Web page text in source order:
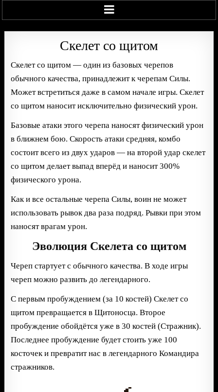
Скелет со щитом
Скелет со щитом — один из базовых черепов
обычного качества, принадлежит к черепам Силы.
Может встретиться даже в самом начале игры. Скелет
со щитом наносит исключительно физический урон.
Базовые атаки этого черепа наносят физический урон
в ближнем бою. Скорость атаки средняя, комбо
состоит всего из двух ударов — на второй удар скелет
со щитом делает выпад вперёд и наносит 300%
физического урона.
Как и все остальные черепа Силы, воин не может
использовать рывок два раза подряд. Рывки при этом
наносят врагам урон.
Эволюция Скелета со щитом
Череп стартует с обычного качества. В ходе игры
череп можно развить до легендарного.
С первым пробуждением (за 10 костей) Скелет со
щитом превращается в Щитоносца. Второе
пробуждение обойдётся уже в 30 костей (Стражник).
Последнее пробуждение будет стоить уже 100
косточек и превратит нас в легендарного Командира
стражников.